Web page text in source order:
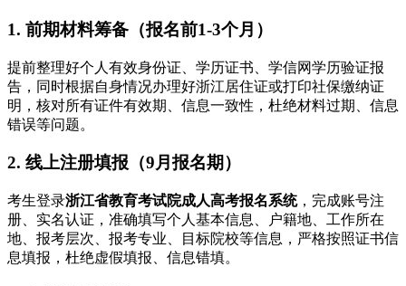
1. 前期材料筹备（报名前1-3个月）
提前整理好个人有效身份证、学历证书、学信网学历验证报
告，同时根据自身情况办理好浙江居住证或打印社保缴纳证
明，核对所有证件有效期、信息一致性，杜绝材料过期、信息
错误等问题。
2. 线上注册填报（9月报名期）
考生登录浙江省教育考试院成人高考报名系统，完成账号注
册、实名认证，准确填写个人基本信息、户籍地、工作所在
地、报考层次、报考专业、目标院校等信息，严格按照证书信
息填报，杜绝虚假填报、信息错填。